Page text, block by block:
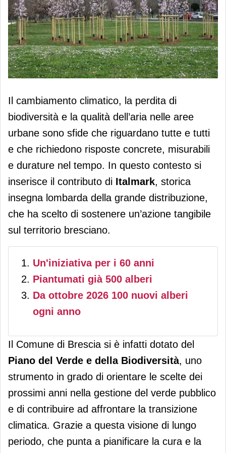
Italmark e Comune di Brescia: 1.400
nuovi alberi per la città entro il 2034
Il cambiamento climatico, la perdita di
biodiversità e la qualità dell’aria nelle aree
urbane sono sfide che riguardano tutte e tutti
e che richiedono risposte concrete, misurabili
e durature nel tempo. In questo contesto si
inserisce il contributo di Italmark, storica
insegna lombarda della grande distribuzione,
che ha scelto di sostenere un’azione tangibile
sul territorio bresciano.
Un'iniziativa per i 60 anni
Piantumati già 500 alberi
Da ottobre 2026 100 nuovi alberi
ogni anno
Il Comune di Brescia si è infatti dotato del
Piano del Verde e della Biodiversità, uno
strumento in grado di orientare le scelte dei
prossimi anni nella gestione del verde pubblico
e di contribuire ad affrontare la transizione
climatica. Grazie a questa visione di lungo
periodo, che punta a pianificare la cura e la